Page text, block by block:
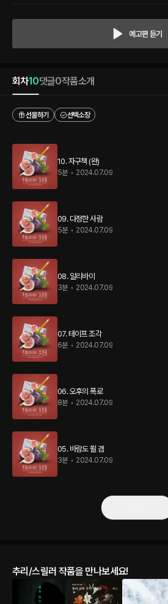
예고편 듣기
회차10댓글0작품소개
선물하기
선택소장
10. 자구책 (완)
5분 • 2024.07.09
09. 다정한 사람
5분 • 2024.07.09
08. 알리바이
3분 • 2024.07.09
07. 테이프 조각
6분 • 2024.07.09
06. 오후의 폭로
8분 • 2024.07.09
05. 바람도 쐴 겸
3분 • 2024.07.09
추리/스릴러 작품을 만나보세요!